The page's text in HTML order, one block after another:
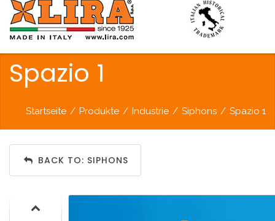
Spazio 1
Startseite / Produkte / Industrie / Siphons / Spazio 1
BACK TO: SIPHONS